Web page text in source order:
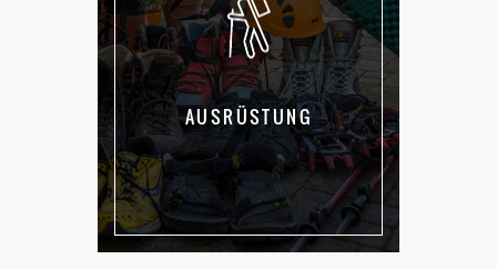
AUSRÜSTUNG